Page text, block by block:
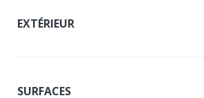
EXTÉRIEUR
SURFACES